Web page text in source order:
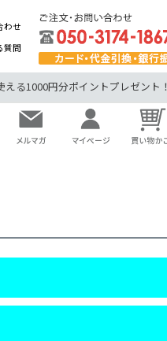
わせ
質問
る1000円分ポイントプレゼント！